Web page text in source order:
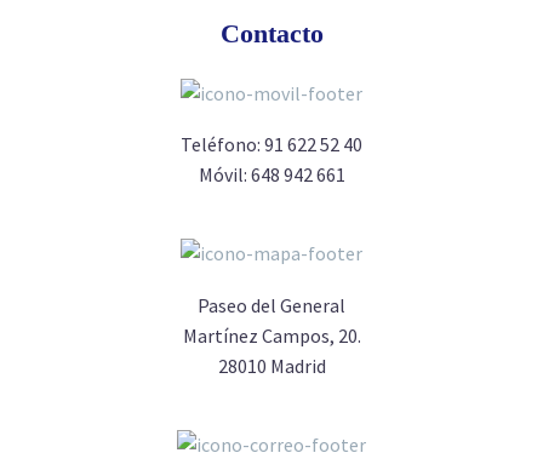
Contacto
Teléfono: 91 622 52 40
Móvil: 648 942 661
Paseo del General
Martínez Campos, 20.
28010 Madrid